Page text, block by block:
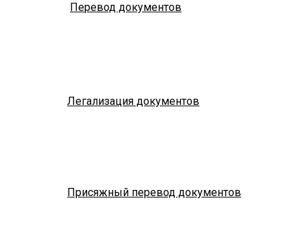
Перевод документов
Легализация документов
Присяжный перевод документов